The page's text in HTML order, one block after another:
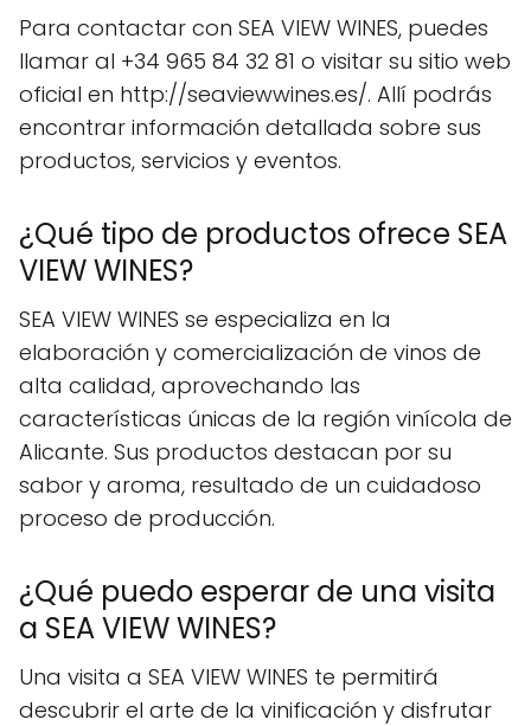
Para contactar con SEA VIEW WINES, puedes
llamar al +34 965 84 32 81 o visitar su sitio web
oficial en http://seaviewwines.es/. Allí podrás
encontrar información detallada sobre sus
productos, servicios y eventos.
¿Qué tipo de productos ofrece SEA
VIEW WINES?
SEA VIEW WINES se especializa en la
elaboración y comercialización de vinos de
alta calidad, aprovechando las
características únicas de la región vinícola de
Alicante. Sus productos destacan por su
sabor y aroma, resultado de un cuidadoso
proceso de producción.
¿Qué puedo esperar de una visita
a SEA VIEW WINES?
Una visita a SEA VIEW WINES te permitirá
descubrir el arte de la vinificación y disfrutar